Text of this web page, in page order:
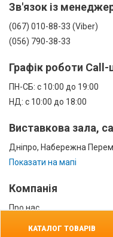
Зв'язок із
(067) 010-88-33 (Viber)
(056) 790-38-33
Графік роботи Call-
ПН-СБ: с 10:00 до 19:00
НД: с 10:00 до 18:00
Виставкова зала,
Дніпро, Набережна
Показати на мапі
Компанія
Про нас
КАТАЛОГ ТОВАРІВ